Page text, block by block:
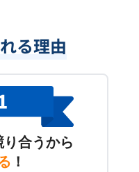
る理由
合うから
！